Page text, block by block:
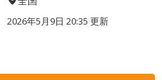
2026年5月9日 20:35 更新